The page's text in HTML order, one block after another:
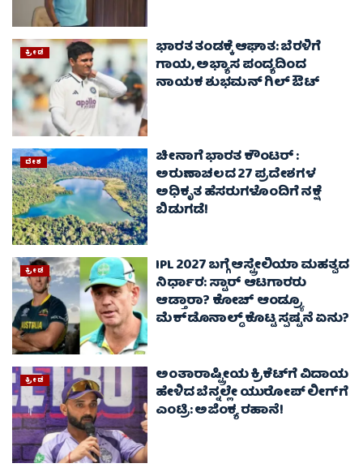
ಕ್ರೀಡೆ ಭಾರತ ತಂಡಕ್ಕೆ ಆಘಾತ: ಬೆರಳಿಗೆ
ಗಾಯ, ಅಭ್ಯಾಸ ಪಂದ್ಯದಿಂದ
ನಾಯಕ ಶುಭಮನ್ ಗಿಲ್ ಔಟ್
ದೇಶ ಚೀನಾಗೆ ಭಾರತ ಕೌಂಟರ್ :
ಅರುಣಾಚಲದ 27 ಪ್ರದೇಶಗಳ
ಅಧಿಕೃತ ಹೆಸರುಗಳೊಂದಿಗೆ ನಕ್ಷೆ
ಬಿಡುಗಡೆ!
ಕ್ರೀಡೆ IPL 2027 ಬಗ್ಗೆ ಆಸ್ಟ್ರೇಲಿಯಾ ಮಹತ್ವದ
ನಿರ್ಧಾರ: ಸ್ಟಾರ್ ಆಟಗಾರರು
ಆಡ್ತಾರಾ? ಕೋಚ್ ಆಂಡ್ರ್ಯೂ
ಮೆಕ್‌ಡೊನಾಲ್ಡ್ ಕೊಟ್ಟ ಸ್ಪಷ್ಟನೆ ಏನು?
ಕ್ರೀಡೆ ಅಂತಾರಾಷ್ಟ್ರೀಯ ಕ್ರಿಕೆಟ್‌ಗೆ ವಿದಾಯ
ಹೇಳಿದ ಬೆನ್ನಲ್ಲೇ ಯುರೋಪ್ ಲೀಗ್‌ಗೆ
ಎಂಟ್ರಿ: ಅಜಿಂಕ್ಯ ರಹಾನೆ!